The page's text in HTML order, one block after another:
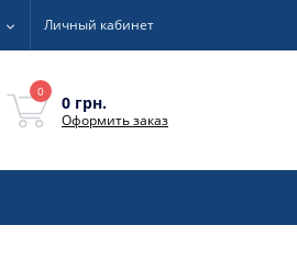
Личный кабинет
0
0 грн.
Оформить заказ